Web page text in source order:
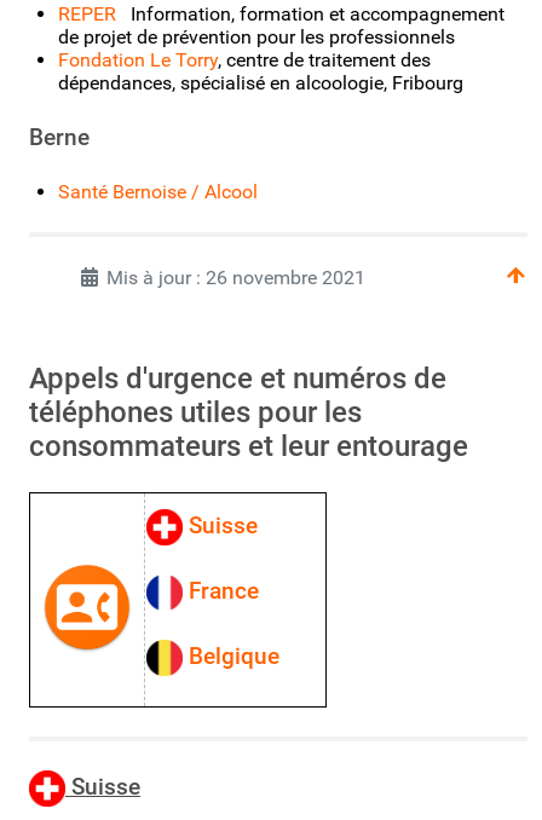
REPER Information, formation et accompagnement
de projet de prévention pour les professionnels
Fondation Le Torry, centre de traitement des
dépendances, spécialisé en alcoologie, Fribourg
Berne
Santé Bernoise / Alcool
Mis à jour : 26 novembre 2021
Appels d'urgence et numéros de
téléphones utiles pour les
consommateurs et leur entourage
Suisse
France
Belgique
Suisse